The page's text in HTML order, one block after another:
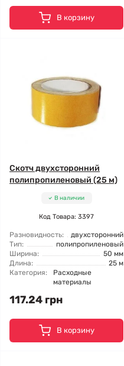
В корзину
Скотч двухсторонний
полипропиленовый (25 м)
В наличии
Код Товара: 3397
Разновидность:
двухсторонний
Тип:
полипропиленовый
Ширина:
50 мм
Длина:
25 м
Категория:
Расходные
материалы
117.24 грн
В корзину